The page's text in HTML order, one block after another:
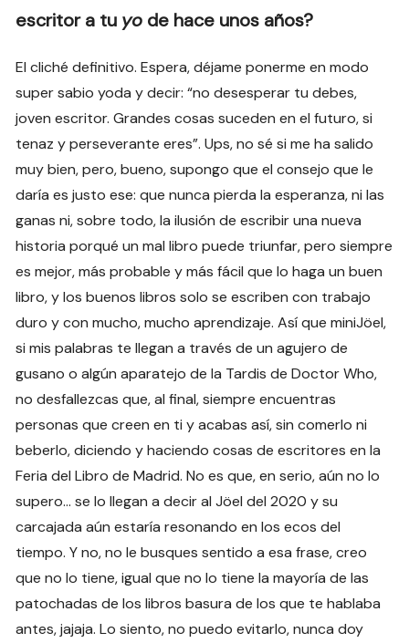
escritor a tu yo de hace unos años?
El cliché definitivo. Espera, déjame ponerme en modo
super sabio yoda y decir: “no desesperar tu debes,
joven escritor. Grandes cosas suceden en el futuro, si
tenaz y perseverante eres”. Ups, no sé si me ha salido
muy bien, pero, bueno, supongo que el consejo que le
daría es justo ese: que nunca pierda la esperanza, ni las
ganas ni, sobre todo, la ilusión de escribir una nueva
historia porqué un mal libro puede triunfar, pero siempre
es mejor, más probable y más fácil que lo haga un buen
libro, y los buenos libros solo se escriben con trabajo
duro y con mucho, mucho aprendizaje. Así que miniJöel,
si mis palabras te llegan a través de un agujero de
gusano o algún aparatejo de la Tardis de Doctor Who,
no desfallezcas que, al final, siempre encuentras
personas que creen en ti y acabas así, sin comerlo ni
beberlo, diciendo y haciendo cosas de escritores en la
Feria del Libro de Madrid. No es que, en serio, aún no lo
supero… se lo llegan a decir al Jöel del 2020 y su
carcajada aún estaría resonando en los ecos del
tiempo. Y no, no le busques sentido a esa frase, creo
que no lo tiene, igual que no lo tiene la mayoría de las
patochadas de los libros basura de los que te hablaba
antes, jajaja. Lo siento, no puedo evitarlo, nunca doy